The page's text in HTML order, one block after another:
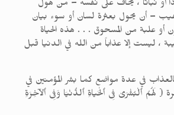
أو نباتاً ، يخاف على نفسه – من هول
– أن يحول بعثرة لسان أو سوء بيان
أو علبة من المسحوق . . . هذه الحياة
، ليست إلا عذاباً من الله في الدنيا قبل
في عدة مواضع كما بشر المؤمنين في
( لَهُمُ ٱلْبُشْرَىٰ فِى ٱلْحَياةِ ٱلدُّنْيَا وَفِى ٱلآخِرَةِ